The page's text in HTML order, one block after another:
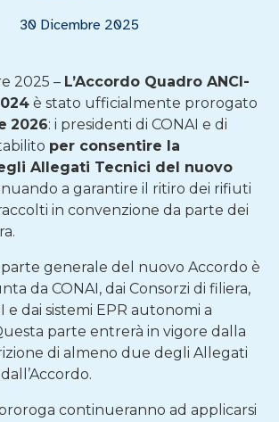
30 Dicembre 2025
2025 – L’Accordo Quadro ANCI-
è stato ufficialmente prorogato
2026: i presidenti di CONAI e di
per consentire la
Allegati Tecnici del nuovo
a garantire il ritiro dei rifiuti
in convenzione da parte dei
parte generale del nuovo Accordo è
da CONAI, dai Consorzi di filiera,
e dai sistemi EPR autonomi a
parte entrerà in vigore dalla
di almeno due degli Allegati
continueranno ad applicarsi